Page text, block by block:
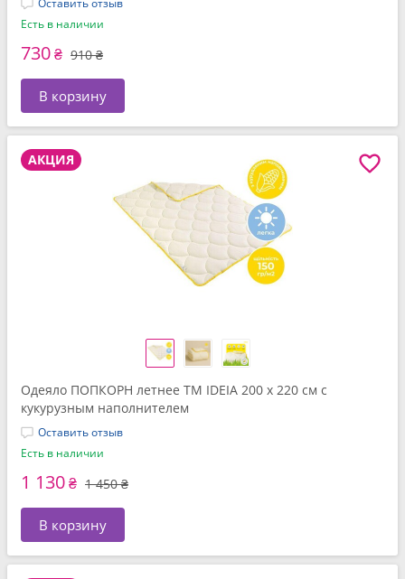
Оставить отзыв
Есть в наличии
730₴ 910 ₴
В корзину
АКЦИЯ
Одеяло ПОПКОРН летнее ТМ IDEIA 200 x 220 см с
кукурузным наполнителем
Оставить отзыв
Есть в наличии
1 130₴ 1 450 ₴
В корзину